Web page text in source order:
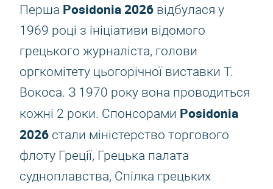
Перша Posidonia 2026 відбулася у
1969 році з ініціативи відомого
грецького журналіста, голови
оргкомітету цьогорічної виставки Т.
Вокоса. З 1970 року вона проводиться
кожні 2 роки. Спонсорами Posidonia
2026 стали міністерство торгового
флоту Греції, Грецька палата
судноплавства, Спілка грецьких